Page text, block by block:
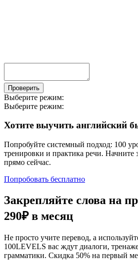
Проверить
Выберите режим:
Выберите режим:
Хотите выучить английский
Попробуйте системный подход: 100
тренировки и практика речи. Начните
прямо сейчас.
Попробовать бесплатно
Закрепляйте слова на
290₽ в месяц
Не просто учите перевод, а
100LEVELS вас ждут диалоги,
грамматики. Скидка 50% на первый